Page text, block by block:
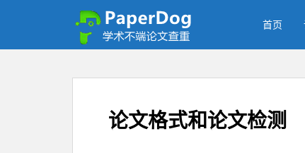
首页
论文格式和论文检测